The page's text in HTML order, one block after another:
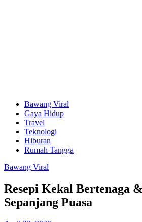
Bawang Viral
Gaya Hidup
Travel
Teknologi
Hiburan
Rumah Tangga
Bawang Viral
Resepi Kekal Bertenaga
Sepanjang Puasa